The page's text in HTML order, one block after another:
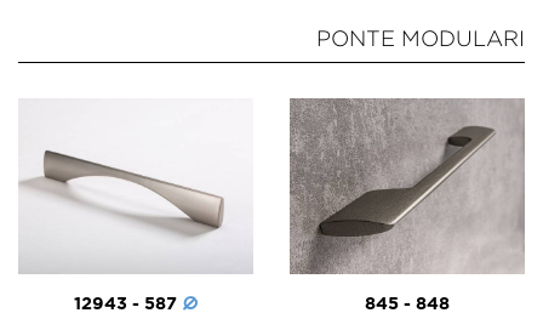
PONTE MODULARI
12943 - 587 845 - 848